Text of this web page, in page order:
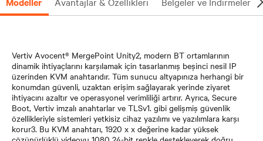
Vertiv Avocent® MergePoint Unity2, modern BT ortamlarının
dinamik ihtiyaçlarını karşılamak için tasarlanmış beşinci nesil IP
üzerinden KVM anahtarıdır. Tüm sunucu altyapınıza herhangi bir
konumdan güvenli, uzaktan erişim sağlayarak yerinde ziyaret
ihtiyacını azaltır ve operasyonel verimliliği artırır. Ayrıca, Secure
Boot, Vertiv imzalı anahtarlar ve TLSv1. gibi gelişmiş güvenlik
özellikleriyle sistemleri yetkisiz cihaz yazılımı ve yazılımlara karşı
korur3. Bu KVM anahtarı, 1920 x x değerine kadar yüksek